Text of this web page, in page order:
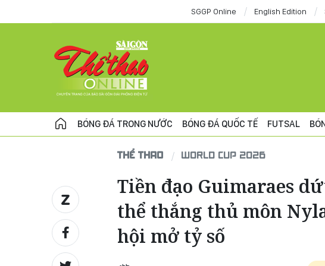
SGGP Online English Edition
BÓNG ĐÁ TRONG NƯỚC BÓNG ĐÁ QUỐC TẾ FUTSAL
THỂ THAO WORLD CUP 2026
Tiền đạo Guimaraes
thể thắng thủ môn
hội mở tỷ số